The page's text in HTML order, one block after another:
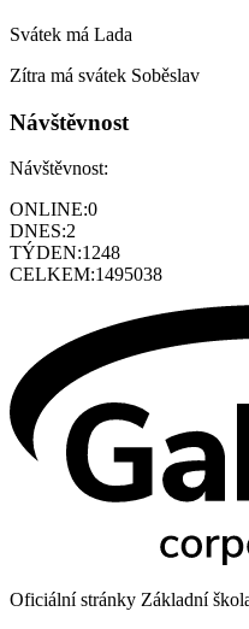
Svátek má Lada
Zítra má svátek Soběslav
Návštěvnost
Návštěvnost:
ONLINE:0
DNES:2
TÝDEN:1248
CELKEM:1495038
Oficiální stránky Základní